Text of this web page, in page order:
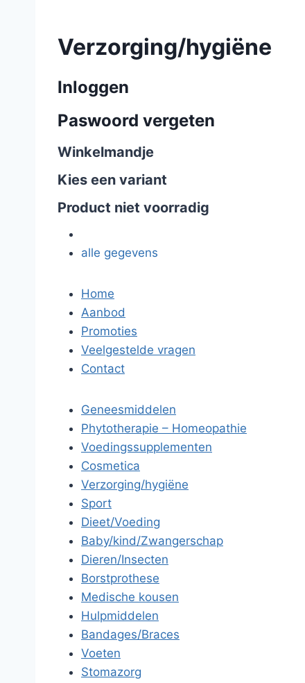
Verzorging/hygiëne
Inloggen
Paswoord vergeten
Winkelmandje
Kies een variant
Product niet voorradig
alle gegevens
Home
Aanbod
Promoties
Veelgestelde vragen
Contact
Geneesmiddelen
Phytotherapie – Homeopathie
Voedingssupplementen
Cosmetica
Verzorging/hygiëne
Sport
Dieet/Voeding
Baby/kind/Zwangerschap
Dieren/Insecten
Borstprothese
Medische kousen
Hulpmiddelen
Bandages/Braces
Voeten
Stomazorg